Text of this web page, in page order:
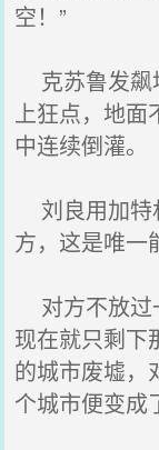
空！”
克苏鲁发飙
上狂点，地面
中连续倒灌。
刘良用加特
方，这是唯一
对方不放过
现在就只剩下
的城市废墟，
个城市便变成